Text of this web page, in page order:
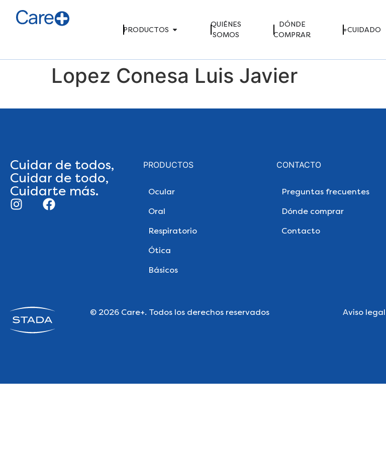
PRODUCTOS
QUIÉNES
SOMOS
DÓNDE
COMPRAR
+CUIDADO
Lopez Conesa Luis Javier
Cuidar de todos,
Cuidar de todo,
Cuidarte más.
PRODUCTOS
Ocular
Oral
Respiratorio
Ótica
Básicos
CONTACTO
Preguntas frecuentes
Dónde comprar
Contacto
© 2026 Care+. Todos los derechos reservados Aviso legal